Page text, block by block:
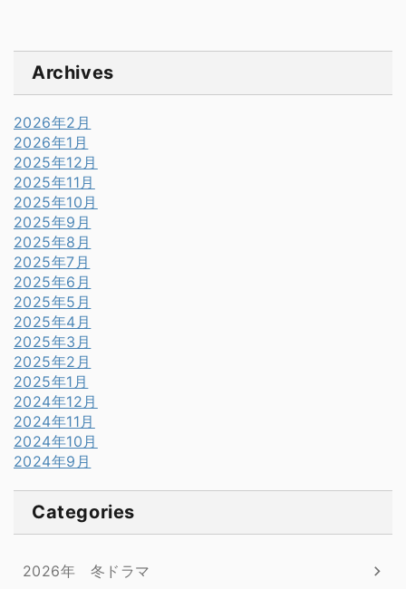
Archives
2026年2月
2026年1月
2025年12月
2025年11月
2025年10月
2025年9月
2025年8月
2025年7月
2025年6月
2025年5月
2025年4月
2025年3月
2025年2月
2025年1月
2024年12月
2024年11月
2024年10月
2024年9月
Categories
2026年 冬ドラマ